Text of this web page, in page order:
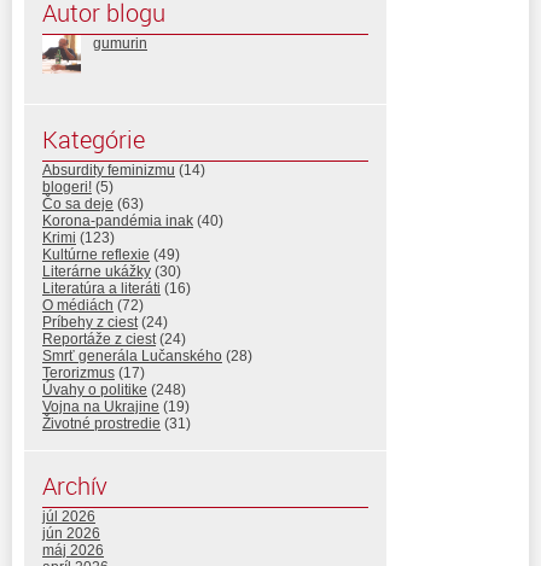
Autor blogu
gumurin
Kategórie
Absurdity feminizmu (14)
blogeri! (5)
Čo sa deje (63)
Korona-pandémia inak (40)
Krimi (123)
Kultúrne reflexie (49)
Literárne ukážky (30)
Literatúra a literáti (16)
O médiách (72)
Príbehy z ciest(24)
Reportáže z ciest(24)
Smrť generála Lučanského (28)
Terorizmus (17)
Úvahy o politike (248)
Vojna na Ukrajine (19)
Životné prostredie (31)
Archív
júl 2026
jún 2026
máj 2026